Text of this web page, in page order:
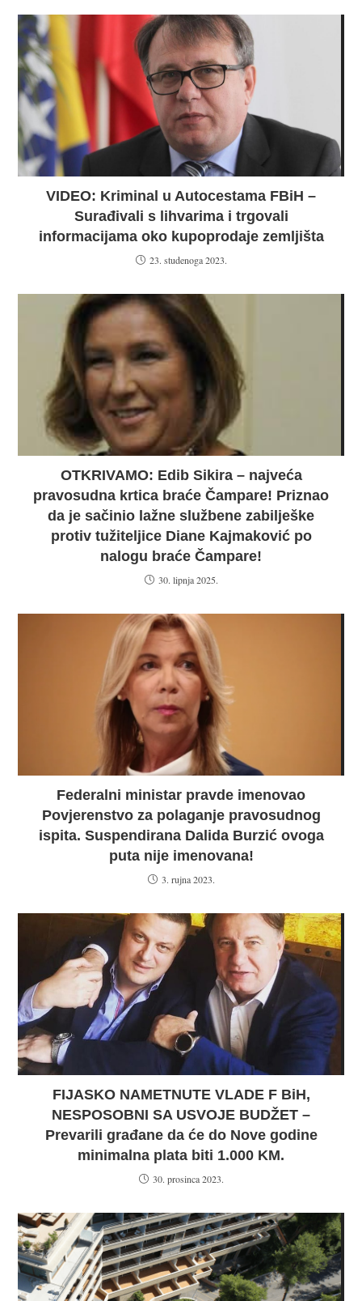
VIDEO: Kriminal u Autocestama FBiH –
Surađivali s lihvarima i trgovali
informacijama oko kupoprodaje zemljišta
23. studenoga 2023.
OTKRIVAMO: Edib Sikira – najveća
pravosudna krtica braće Čampare! Priznao
da je sačinio lažne službene zabilješke
protiv tužiteljice Diane Kajmaković po
nalogu braće Čampare!
30. lipnja 2025.
Federalni ministar pravde imenovao
Povjerenstvo za polaganje pravosudnog
ispita. Suspendirana Dalida Burzić ovoga
puta nije imenovana!
3. rujna 2023.
FIJASKO NAMETNUTE VLADE F BiH,
NESPOSOBNI SA USVOJE BUDŽET –
Prevarili građane da će do Nove godine
minimalna plata biti 1.000 KM.
30. prosinca 2023.